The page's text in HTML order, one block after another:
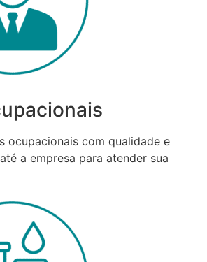
ocupacionais com qualidade e
a empresa para atender sua